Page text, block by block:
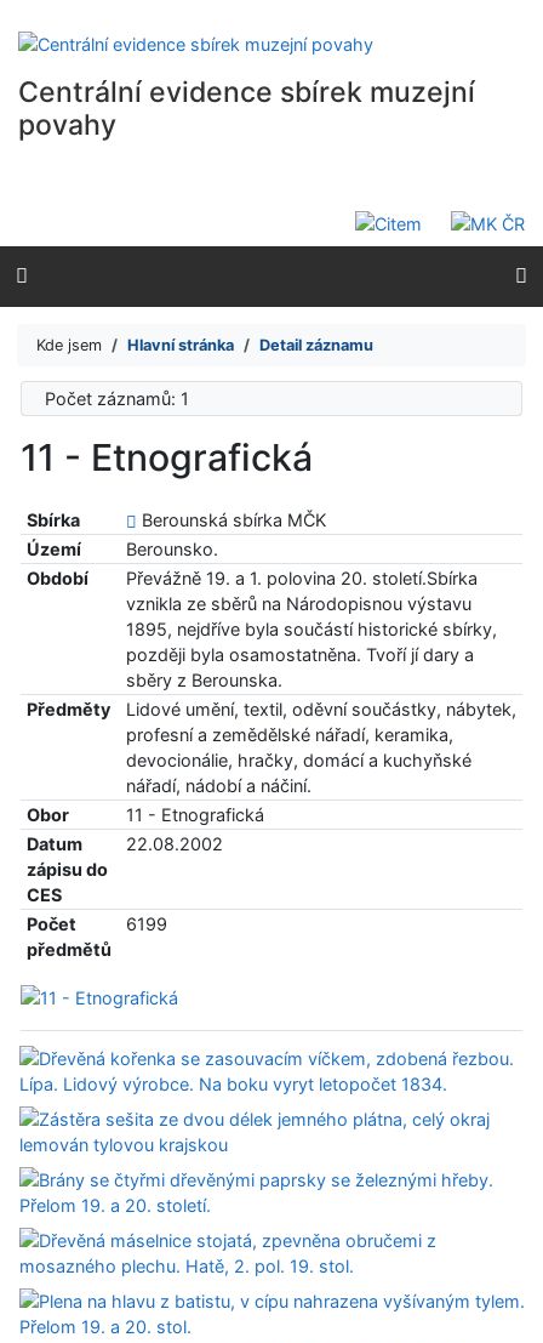
Přejít na menu
Centrální evidence sbírek muzejní
povahy
Kde jsem Hlavní stránka Detail záznamu
Počet záznamů: 1
11 - Etnografická
Sbírka
Berounská sbírka MČK
Území
Berounsko.
Období
Převážně 19. a 1. polovina 20. století.Sbírka
vznikla ze sběrů na Národopisnou výstavu
1895, nejdříve byla součástí historické sbírky,
později byla osamostatněna. Tvoří jí dary a
sběry z Berounska.
Předměty
Lidové umění, textil, oděvní součástky, nábytek,
profesní a zemědělské nářadí, keramika,
devocionálie, hračky, domácí a kuchyňské
nářadí, nádobí a náčiní.
Obor
11 - Etnografická
Datum
zápisu do
CES
22.08.2002
Počet
předmětů
6199